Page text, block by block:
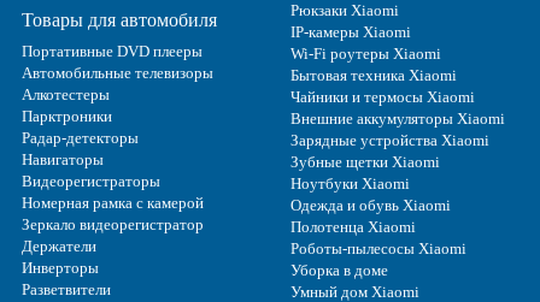
Товары для автомобиля
Портативные DVD плееры
Автомобильные телевизоры
Алкотестеры
Парктроники
Радар-детекторы
Навигаторы
Видеорегистраторы
Номерная рамка с камерой
Зеркало видеорегистратор
Держатели
Инверторы
Разветвители
Рюкзаки Xiaomi
IP-камеры Xiaomi
Wi-Fi роутеры Xiaomi
Бытовая техника Xiaomi
Чайники и термосы Xiaomi
Внешние аккумуляторы Xiaomi
Зарядные устройства Xiaomi
Зубные щетки Xiaomi
Ноутбуки Xiaomi
Одежда и обувь Xiaomi
Полотенца Xiaomi
Роботы-пылесосы Xiaomi
Уборка в доме
Умный дом Xiaomi